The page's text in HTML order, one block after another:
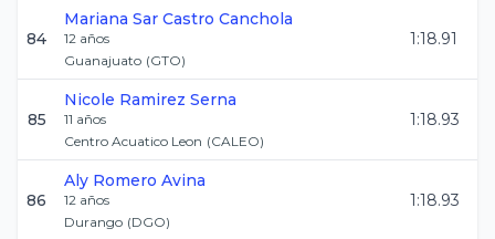
84
Mariana Sar Castro Canchola
12 años
Guanajuato (GTO)
1:18.91
85
Nicole Ramirez Serna
11 años
Centro Acuatico Leon (CALEO)
1:18.93
86
Aly Romero Avina
12 años
Durango (DGO)
1:18.93